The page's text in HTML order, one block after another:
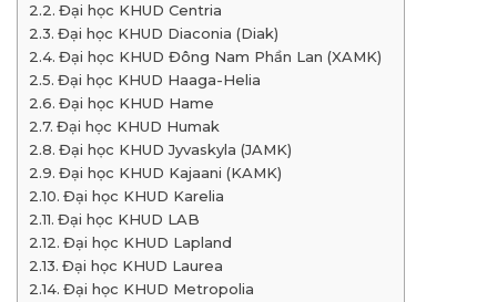
Đại học KHUD Centria
Đại học KHUD Diaconia (Diak)
Đại học KHUD Đông Nam Phần Lan (XAMK)
Đại học KHUD Haaga-Helia
Đại học KHUD Hame
Đại học KHUD Humak
Đại học KHUD Jyvaskyla (JAMK)
Đại học KHUD Kajaani (KAMK)
Đại học KHUD Karelia
Đại học KHUD LAB
Đại học KHUD Lapland
Đại học KHUD Laurea
Đại học KHUD Metropolia